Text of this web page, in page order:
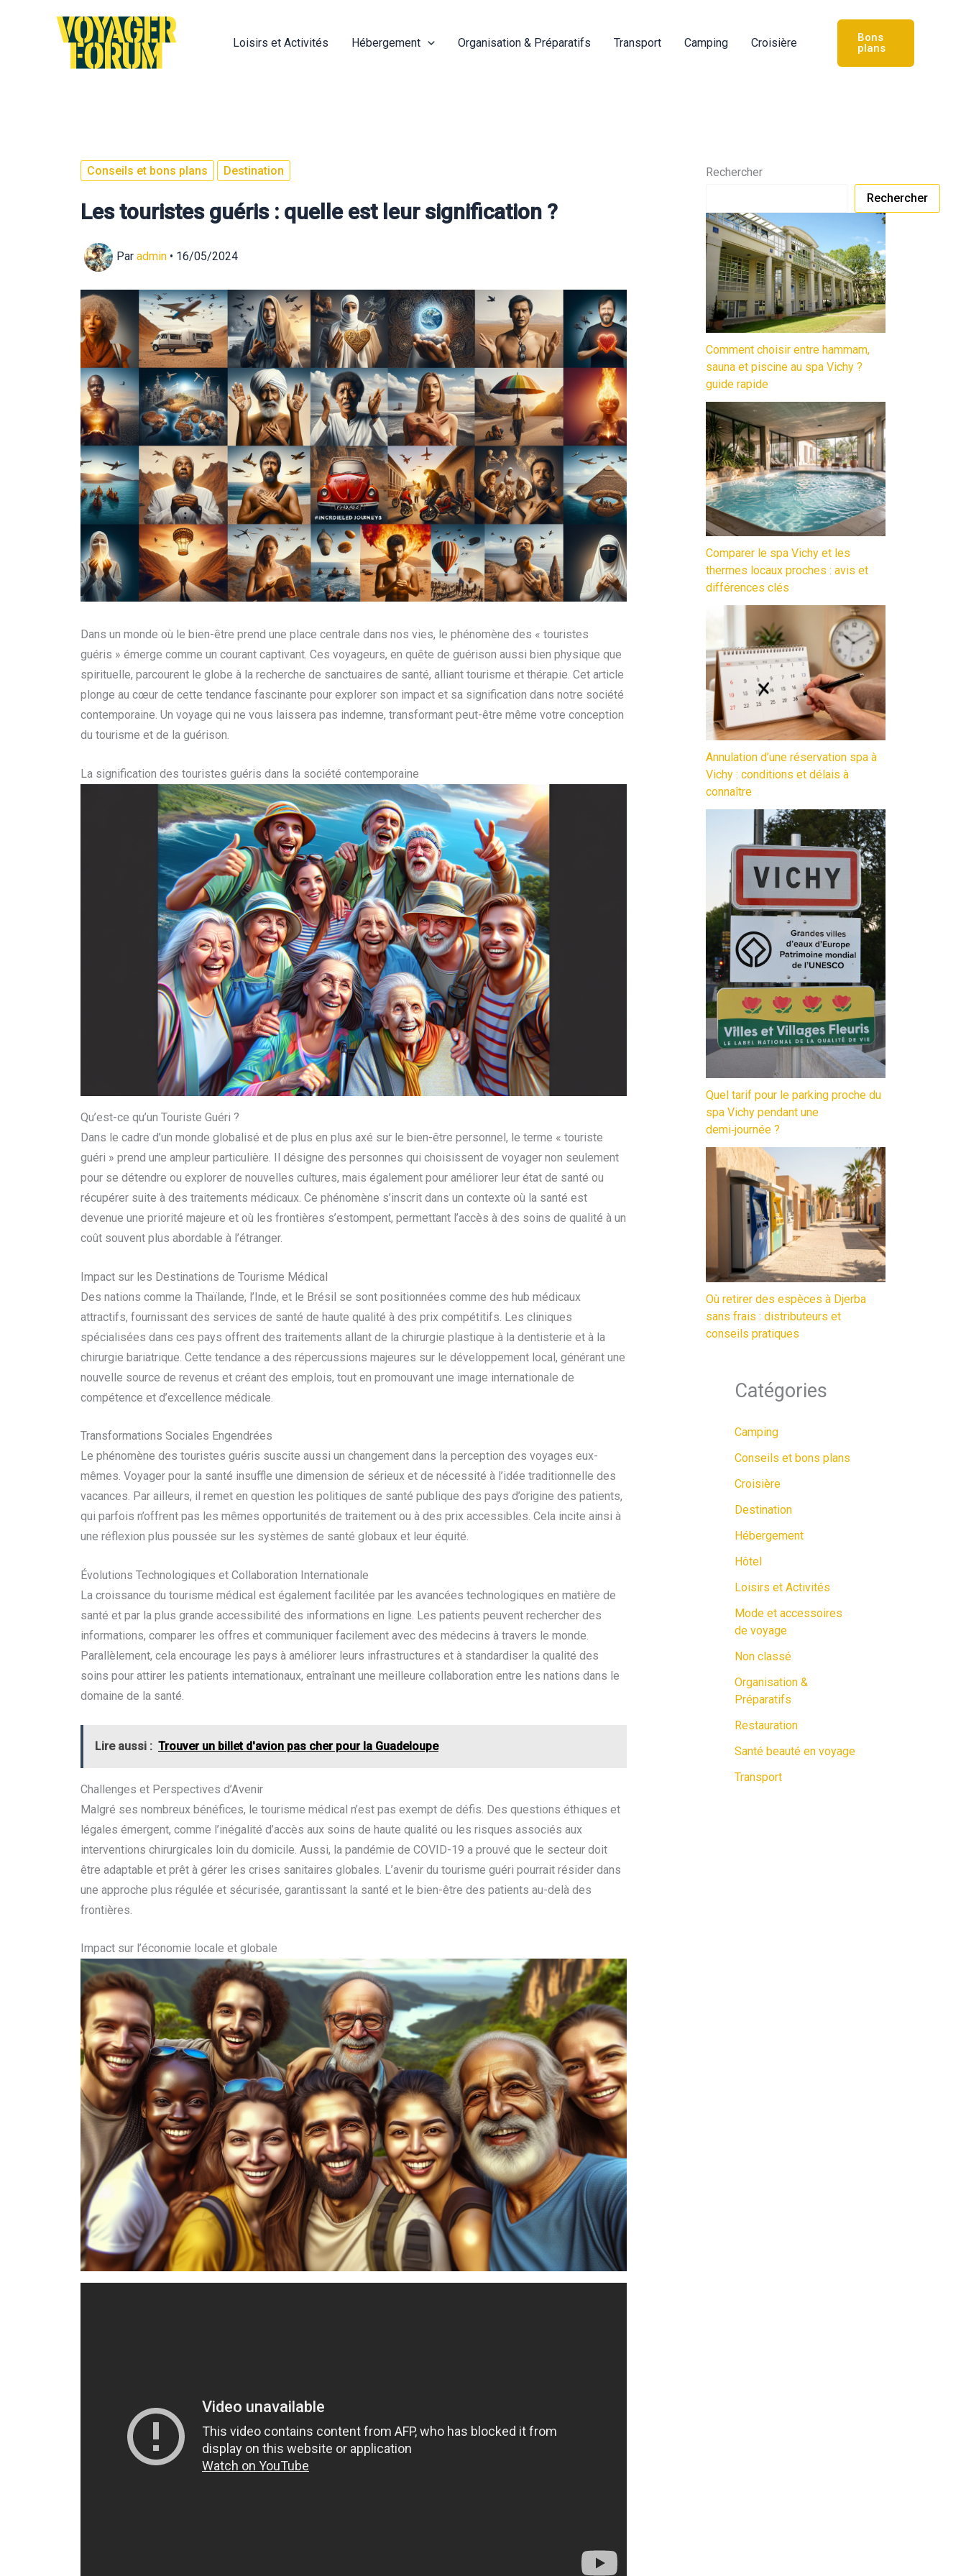
Loisirs et Activités Hébergement Organisation & Préparatifs Transport Camping Croisière
Bons
plans
Conseils et bons plans Destination
Les touristes guéris : quelle est leur signification ?
Par admin • 16/05/2024
Dans un monde où le bien-être prend une place centrale dans nos vies, le phénomène des « touristes
guéris » émerge comme un courant captivant. Ces voyageurs, en quête de guérison aussi bien physique que
spirituelle, parcourent le globe à la recherche de sanctuaires de santé, alliant tourisme et thérapie. Cet article
plonge au cœur de cette tendance fascinante pour explorer son impact et sa signification dans notre société
contemporaine. Un voyage qui ne vous laissera pas indemne, transformant peut-être même votre conception
du tourisme et de la guérison.
La signification des touristes guéris dans la société contemporaine
Qu’est-ce qu’un Touriste Guéri ?
Dans le cadre d’un monde globalisé et de plus en plus axé sur le bien-être personnel, le terme « touriste
guéri » prend une ampleur particulière. Il désigne des personnes qui choisissent de voyager non seulement
pour se détendre ou explorer de nouvelles cultures, mais également pour améliorer leur état de santé ou
récupérer suite à des traitements médicaux. Ce phénomène s’inscrit dans un contexte où la santé est
devenue une priorité majeure et où les frontières s’estompent, permettant l’accès à des soins de qualité à un
coût souvent plus abordable à l’étranger.
Impact sur les Destinations de Tourisme Médical
Des nations comme la Thaïlande, l’Inde, et le Brésil se sont positionnées comme des hub médicaux
attractifs, fournissant des services de santé de haute qualité à des prix compétitifs. Les cliniques
spécialisées dans ces pays offrent des traitements allant de la chirurgie plastique à la dentisterie et à la
chirurgie bariatrique. Cette tendance a des répercussions majeures sur le développement local, générant une
nouvelle source de revenus et créant des emplois, tout en promouvant une image internationale de
compétence et d’excellence médicale.
Transformations Sociales Engendrées
Le phénomène des touristes guéris suscite aussi un changement dans la perception des voyages eux-
mêmes. Voyager pour la santé insuffle une dimension de sérieux et de nécessité à l’idée traditionnelle des
vacances. Par ailleurs, il remet en question les politiques de santé publique des pays d’origine des patients,
qui parfois n’offrent pas les mêmes opportunités de traitement ou à des prix accessibles. Cela incite ainsi à
une réflexion plus poussée sur les systèmes de santé globaux et leur équité.
Évolutions Technologiques et Collaboration Internationale
La croissance du tourisme médical est également facilitée par les avancées technologiques en matière de
santé et par la plus grande accessibilité des informations en ligne. Les patients peuvent rechercher des
informations, comparer les offres et communiquer facilement avec des médecins à travers le monde.
Parallèlement, cela encourage les pays à améliorer leurs infrastructures et à standardiser la qualité des
soins pour attirer les patients internationaux, entraînant une meilleure collaboration entre les nations dans le
domaine de la santé.
Lire aussi : Trouver un billet d'avion pas cher pour la Guadeloupe
Challenges et Perspectives d’Avenir
Malgré ses nombreux bénéfices, le tourisme médical n’est pas exempt de défis. Des questions éthiques et
légales émergent, comme l’inégalité d’accès aux soins de haute qualité ou les risques associés aux
interventions chirurgicales loin du domicile. Aussi, la pandémie de COVID-19 a prouvé que le secteur doit
être adaptable et prêt à gérer les crises sanitaires globales. L’avenir du tourisme guéri pourrait résider dans
une approche plus régulée et sécurisée, garantissant la santé et le bien-être des patients au-delà des
frontières.
Impact sur l’économie locale et globale
Rechercher
Rechercher
Comment choisir entre hammam,
sauna et piscine au spa Vichy ?
guide rapide
Comparer le spa Vichy et les
thermes locaux proches : avis et
différences clés
Annulation d’une réservation spa à
Vichy : conditions et délais à
connaître
Quel tarif pour le parking proche du
spa Vichy pendant une
demi‑journée ?
Où retirer des espèces à Djerba
sans frais : distributeurs et
conseils pratiques
Catégories
Camping
Conseils et bons plans
Croisière
Destination
Hébergement
Hôtel
Loisirs et Activités
Mode et accessoires
de voyage
Non classé
Organisation &
Préparatifs
Restauration
Santé beauté en voyage
Transport